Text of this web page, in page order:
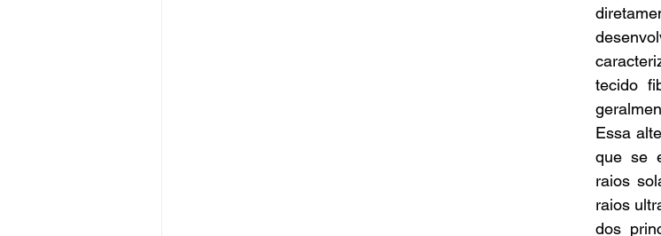
tecido
Essa
que se
raios
raios
dos